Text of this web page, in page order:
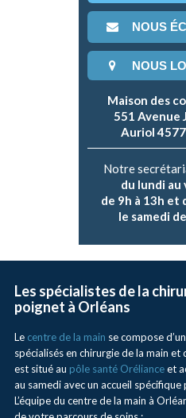
NOUS
NOUS
Maison des
551 Avenue
Auriol
Notre
du lundi au
de 9h à 13h et
le samedi
Les spécialistes de la
poignet à Orléans
Le centre de la main se compose
spécialisés en chirurgie de la main et
est situé au pôle santé Orélianceet
au samedi avec un accueil
L’équipe du centre de la main à